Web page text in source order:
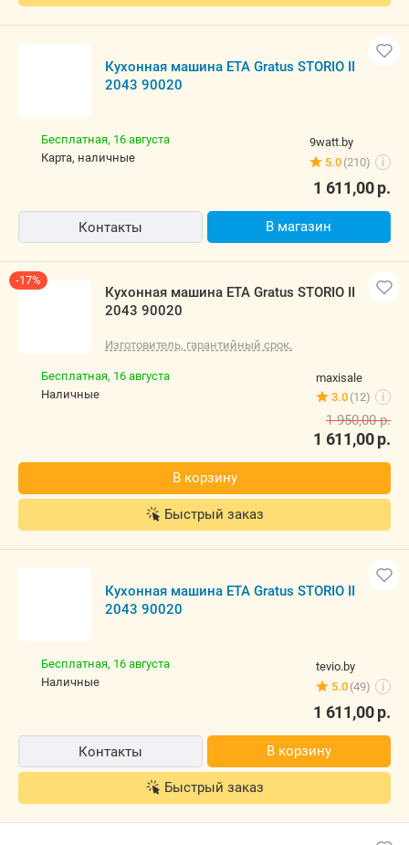
Кухонная машина ETA Gratus STORIO II
2043 90020
9watt.by
5.0 (210) i
Бесплатная, 16 августа
карта, наличные
1 611,00р.
Контакты В магазин
-17%
Кухонная машина ETA Gratus STORIO II
2043 90020
Изготовитель, гарантийный срок.
maxisale
3.0 (12) i
Бесплатная, 16 августа
наличные
1 611,00р.
1 950,00р.
В корзину
Быстрый заказ
Кухонная машина ETA Gratus STORIO II
2043 90020
tevio.by
5.0 (49) i
Бесплатная, 16 августа
наличные
1 611,00р.
Контакты В корзину
Быстрый заказ